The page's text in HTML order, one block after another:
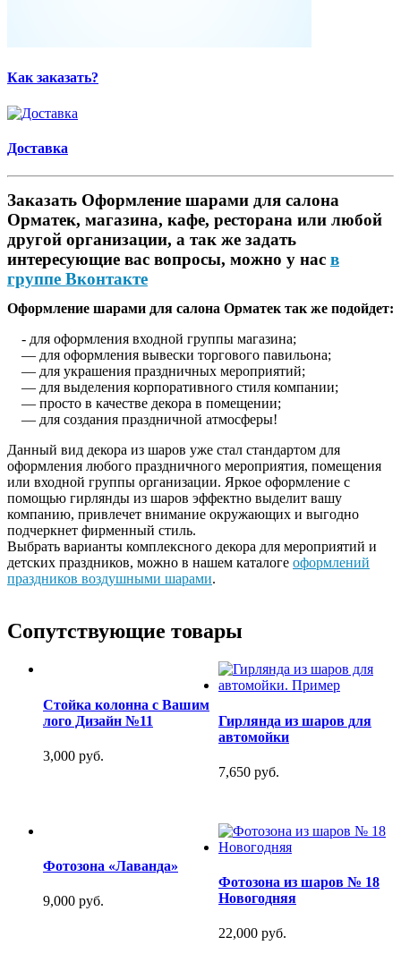
Как заказать?
Доставка
Заказать Оформление шарами для салона
Орматек, магазина, кафе, ресторана или любой
другой организации, а так же задать
интересующие вас вопросы, можно у нас в
группе Вконтакте
Оформление шарами для салона Орматек так же подойдет:
- для оформления входной группы магазина;
— для оформления вывески торгового павильона;
— для украшения праздничных мероприятий;
— для выделения корпоративного стиля компании;
— просто в качестве декора в помещении;
— для создания праздничной атмосферы!
Данный вид декора из шаров уже стал стандартом для
оформления любого праздничного мероприятия, помещения
или входной группы организации. Яркое оформление с
помощью гирлянды из шаров эффектно выделит вашу
компанию, привлечет внимание окружающих и выгодно
подчеркнет фирменный стиль.
Выбрать варианты комплексного декора для мероприятий и
детских праздников, можно в нашем каталоге оформлений
праздников воздушными шарами.
Сопутствующие товары
Стойка колонна с Вашим
лого Дизайн №11
3,000 руб.
Гирлянда из шаров для
автомойки
7,650 руб.
Фотозона «Лаванда»
9,000 руб.
Фотозона из шаров № 18
Новогодняя
22,000 руб.